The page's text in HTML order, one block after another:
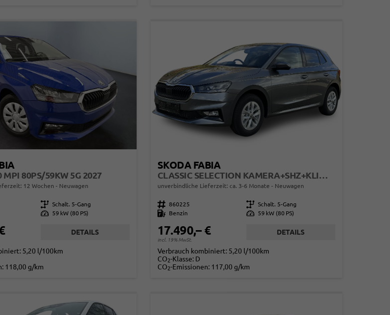
MPI 80PS/59KW 5G 2027
12 Wochen Neuwagen
Getriebe Schalt. 5-Gang
Leistung 59 kW (80 PS)
DETAILS
5,20 l/100km
118,00 g/km
SKODA FABIA
CLASSIC SELECTION KAMERA+SHZ+KLIMA+LED+15" LM+SMARTLINK
unverbindliche Lieferzeit: ca. 3-6 Monate Neuwagen
Fahrzeugnr. 860225 Getriebe Schalt. 5-Gang
Kraftstoff
Benzin Leistung 59 kW (80 PS)
17.490,– €
incl. 19% MwSt.
DETAILS
Verbrauch kombiniert: 5,20 l/100km
CO2-Klasse: D
CO2-Emissionen: 117,00 g/km